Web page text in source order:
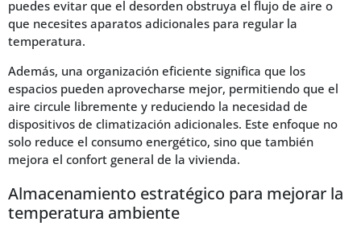
puedes evitar que el desorden obstruya el flujo de aire o
que necesites aparatos adicionales para regular la
temperatura.
Además, una organización eficiente significa que los
espacios pueden aprovecharse mejor, permitiendo que el
aire circule libremente y reduciendo la necesidad de
dispositivos de climatización adicionales. Este enfoque no
solo reduce el consumo energético, sino que también
mejora el confort general de la vivienda.
Almacenamiento estratégico para mejorar la
temperatura ambiente